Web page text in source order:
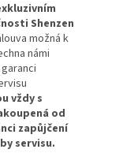
Shenzen
možná k
námi
vždy s
od
zapůjčení
servisu.